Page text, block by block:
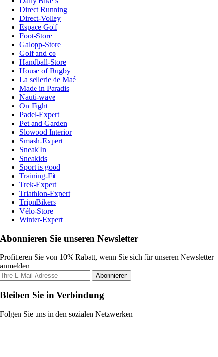
Direct Running
Direct-Volley
Espace Golf
Foot-Store
Galopp-Store
Golf and co
Handball-Store
House of Rugby
La sellerie de Maé
Made in Paradis
Nauti-wave
On-Fight
Padel-Expert
Pet and Garden
Slowood Interior
Smash-Expert
Sneak'In
Sneakids
Sport is good
Training-Fit
Trek-Expert
Triathlon-Expert
TripnBikers
Vélo-Store
Winter-Expert
Abonnieren Sie unseren Newsletter
Profitieren Sie von 10% Rabatt, wenn Sie sich für unseren Newsletter
anmelden
Abonnieren
Bleiben Sie in Verbindung
Folgen Sie uns in den sozialen Netzwerken